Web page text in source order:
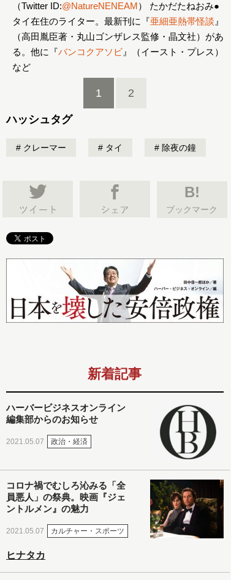
（Twitter ID:@NatureNENEAM） たかだたねおみ●
タイ在住のライター。最新刊に『亜細亜熱帯怪談 』
（高田胤臣著・丸山ゴンザレス監修・晶文社）があ
る。他に『バンコクアソビ 』（イースト・プレス）
など
1 2
ハッシュタグ
クレーマー タイ 除夜の鐘
B!
ブックマーク
新着記事
ハーバービジネスオンライン
編集部からのお知らせ
2021.05.07 政治・経済
コロナ禍でむしろ沁みる「全
員悪人」の祭典。映画『ジェ
ントルメン』の魅力
2021.05.07 カルチャー・スポーツ
ヒナタカ